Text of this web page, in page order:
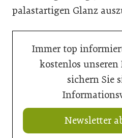
palastartigen Glanz
Immer top
kostenlos
sichern Sie
Newsletter